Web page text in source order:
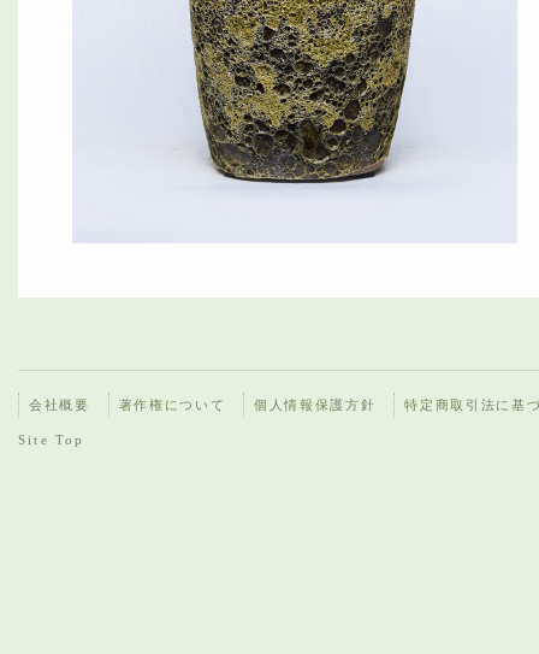
会社概要 著作権について 個人情報保護方針 特定商取引法に基
Site Top